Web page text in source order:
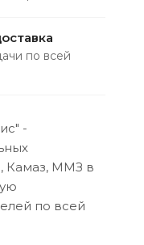
по всей
-
Камаз, ММЗ в
по всей